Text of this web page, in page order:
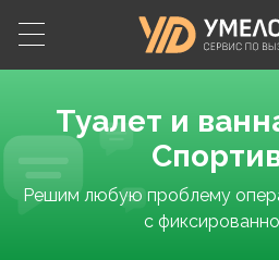
Туалет и
Решим любую проблему
с